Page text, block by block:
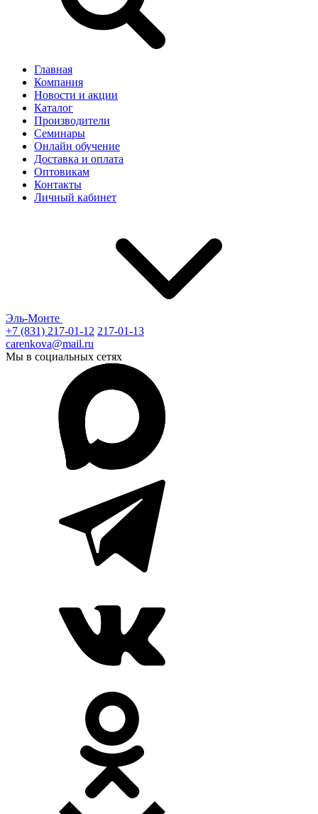
Главная
Компания
Новости и акции
Каталог
Производители
Семинары
Онлайн обучение
Доставка и оплата
Оптовикам
Контакты
Личный кабинет
Эль-Монте
+7 (831) 217-01-12 217-01-13
carenkova@mail.ru
Мы в социальных сетях